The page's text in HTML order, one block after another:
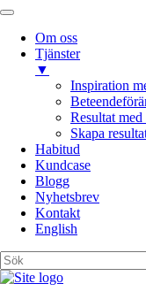
Om oss
Tjänster
▼
Inspiration
Resultat
Skapa
Habitud
Kundcase
Blogg
Nyhetsbrev
Kontakt
English